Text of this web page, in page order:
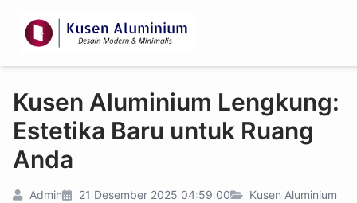
Kusen Aluminium Lengkung:
Estetika Baru untuk Ruang
Anda
Admin 21 Desember 2025 04:59:00 Kusen Aluminium